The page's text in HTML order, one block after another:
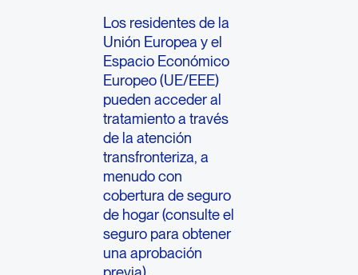
Los residentes de la
Unión Europea y el
Espacio Económico
Europeo (UE/EEE)
pueden acceder al
tratamiento a través
de la atención
transfronteriza, a
menudo con
cobertura de seguro
de hogar (consulte el
seguro para obtener
una aprobación
previa).